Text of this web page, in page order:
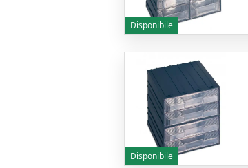
Disponibile
Disponibile